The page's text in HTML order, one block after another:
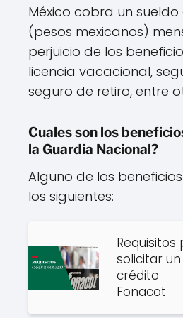
México cobra un sueldo
(pesos mexicanos)
perjuicio de los
licencia vacacional,
seguro de retiro, entre
Cuales son los
la Guardia Nacional?
Alguno de los
los siguientes:
Requisitos
solicitar un
crédito
Fonacot